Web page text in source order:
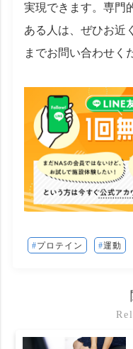
実現できます。専門
ある人は、ぜひお近
までお問い合わせく
プロテイン 運動